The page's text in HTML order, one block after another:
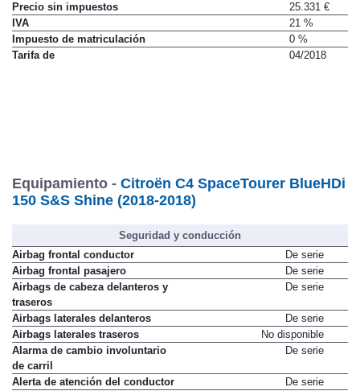
Precio sin impuestos
25.331 €
IVA
21 %
Impuesto de matriculación
0 %
Tarifa de
04/2018
Equipamiento - Citroën C4 SpaceTourer BlueHDi
150 S&S Shine (2018-2018)
Seguridad y conducción
Airbag frontal conductor
De serie
Airbag frontal pasajero
De serie
Airbags de cabeza delanteros y
traseros
De serie
Airbags laterales delanteros
De serie
Airbags laterales traseros
No disponible
Alarma de cambio involuntario
de carril
De serie
Alerta de atención del conductor
De serie